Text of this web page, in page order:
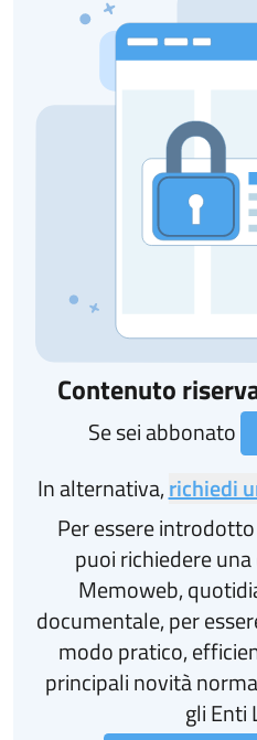
Contenuto
Se sei abbonato
In alternativa,richiedi
Per essere
puoi richiedere
Memoweb,
documentale, per
modo pratico,
principali novità
gli Enti